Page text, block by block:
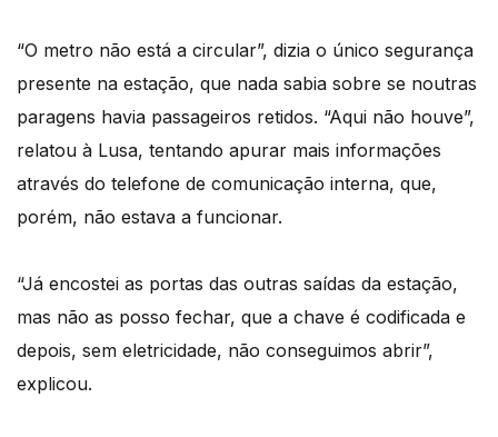
“O metro não está a circular”, dizia o único segurança
presente na estação, que nada sabia sobre se noutras
paragens havia passageiros retidos. “Aqui não houve”,
relatou à Lusa, tentando apurar mais informações
através do telefone de comunicação interna, que,
porém, não estava a funcionar.
“Já encostei as portas das outras saídas da estação,
mas não as posso fechar, que a chave é codificada e
depois, sem eletricidade, não conseguimos abrir”,
explicou.